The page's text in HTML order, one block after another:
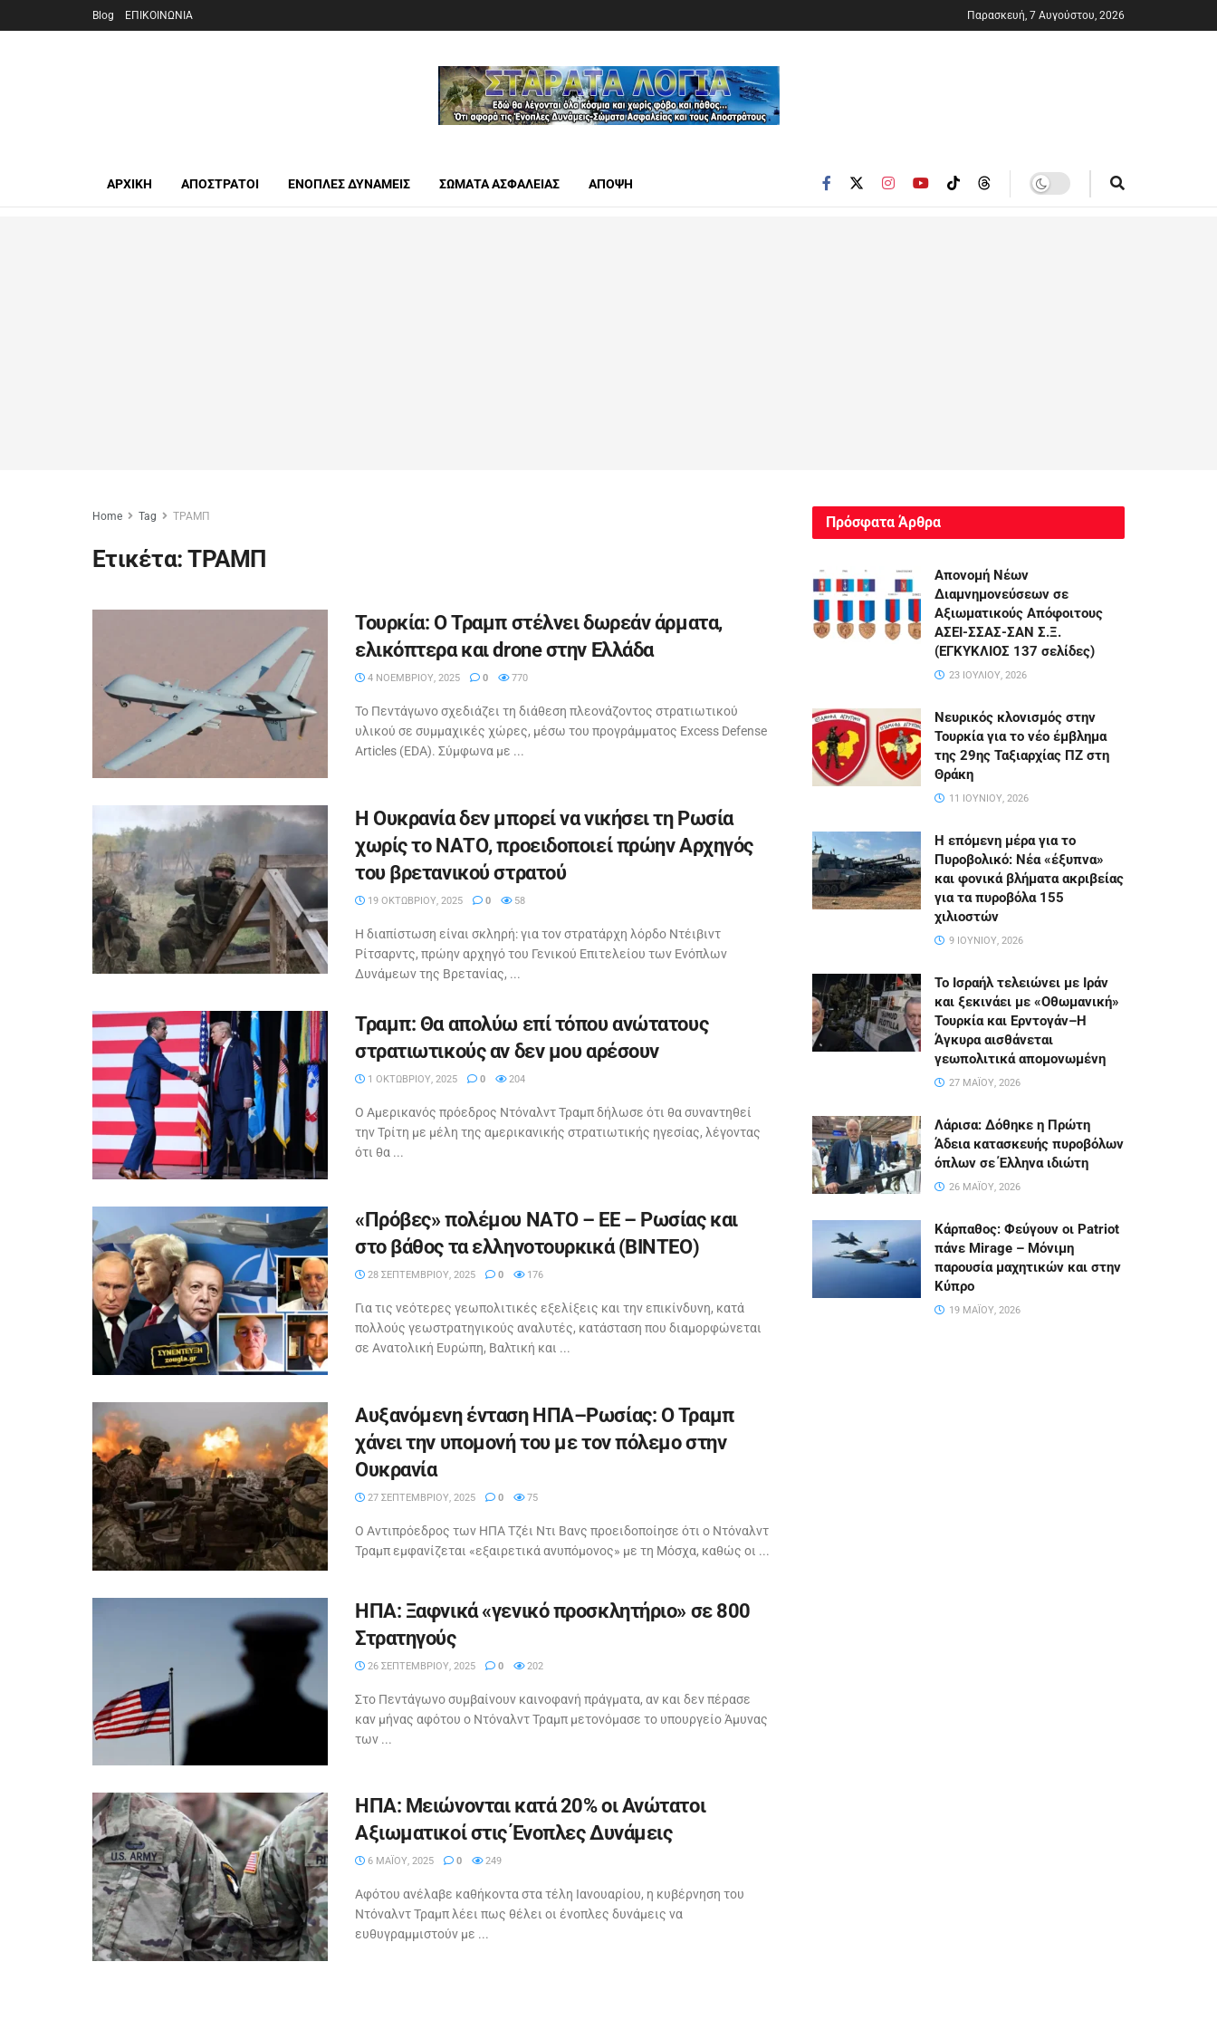
Blog ΕΠΙΚΟΙΝΩΝΙΑ Παρασκευή, 7 Αυγούστου, 2026
ΑΡΧΙΚΉ ΑΠΟΣΤΡΑΤΟΙ ΕΝΟΠΛΕΣ ΔΥΝΑΜΕΙΣ ΣΩΜΑΤΑ ΑΣΦΑΛΕΙΑΣ ΑΠΟΨΗ
Home Tag ΤΡΑΜΠ
Ετικέτα:ΤΡΑΜΠ
Τουρκία: Ο Τραμπ στέλνει δωρεάν άρματα,
ελικόπτερα και drone στην Ελλάδα
4 ΝΟΕΜΒΡΊΟΥ, 2025 0 770
Το Πεντάγωνο σχεδιάζει τη διάθεση πλεονάζοντος στρατιωτικού
υλικού σε συμμαχικές χώρες, μέσω του προγράμματος Excess Defense
Articles (EDA). Σύμφωνα με ...
Η Ουκρανία δεν μπορεί να νικήσει τη Ρωσία
χωρίς το ΝΑΤΟ, προειδοποιεί πρώην Αρχηγός
του βρετανικού στρατού
19 ΟΚΤΩΒΡΊΟΥ, 2025 0 58
Η διαπίστωση είναι σκληρή: για τον στρατάρχη λόρδο Ντέιβιντ
Ρίτσαρντς, πρώην αρχηγό του Γενικού Επιτελείου των Ενόπλων
Δυνάμεων της Βρετανίας, ...
Τραμπ: Θα απολύω επί τόπου ανώτατους
στρατιωτικούς αν δεν μου αρέσουν
1 ΟΚΤΩΒΡΊΟΥ, 2025 0 204
Ο Αμερικανός πρόεδρος Ντόναλντ Τραμπ δήλωσε ότι θα συναντηθεί
την Τρίτη με μέλη της αμερικανικής στρατιωτικής ηγεσίας, λέγοντας
ότι θα ...
«Πρόβες» πολέμου ΝΑΤΟ – ΕΕ – Ρωσίας και
στο βάθος τα ελληνοτουρκικά (ΒΙΝΤΕΟ)
28 ΣΕΠΤΕΜΒΡΊΟΥ, 2025 0 176
Για τις νεότερες γεωπολιτικές εξελίξεις και την επικίνδυνη, κατά
πολλούς γεωστρατηγικούς αναλυτές, κατάσταση που διαμορφώνεται
σε Ανατολική Ευρώπη, Βαλτική και ...
Αυξανόμενη ένταση ΗΠΑ–Ρωσίας: Ο Τραμπ
χάνει την υπομονή του με τον πόλεμο στην
Ουκρανία
27 ΣΕΠΤΕΜΒΡΊΟΥ, 2025 0 75
Ο Αντιπρόεδρος των ΗΠΑ Τζέι Ντι Βανς προειδοποίησε ότι ο Ντόναλντ
Τραμπ εμφανίζεται «εξαιρετικά ανυπόμονος» με τη Μόσχα, καθώς οι ...
ΗΠΑ: Ξαφνικά «γενικό προσκλητήριο» σε 800
Στρατηγούς
26 ΣΕΠΤΕΜΒΡΊΟΥ, 2025 0 202
Στο Πεντάγωνο συμβαίνουν καινοφανή πράγματα, αν και δεν πέρασε
καν μήνας αφότου ο Ντόναλντ Τραμπ μετονόμασε το υπουργείο Άμυνας
των ...
ΗΠΑ: Μειώνονται κατά 20% οι Ανώτατοι
Αξιωματικοί στις Ένοπλες Δυνάμεις
6 ΜΑΪ́ΟΥ, 2025 0 249
Αφότου ανέλαβε καθήκοντα στα τέλη Ιανουαρίου, η κυβέρνηση του
Ντόναλντ Τραμπ λέει πως θέλει οι ένοπλες δυνάμεις να
ευθυγραμμιστούν με ...
Πρόσφατα Άρθρα
Απονομή Νέων
Διαμνημονεύσεων σε
Αξιωματικούς Απόφοιτους
ΑΣΕΙ-ΣΣΑΣ-ΣΑΝ Σ.Ξ.
(ΕΓΚΥΚΛΙΟΣ 137 σελίδες)
23 ΙΟΥΛΊΟΥ, 2026
Νευρικός κλονισμός στην
Τουρκία για το νέο έμβλημα
της 29ης Ταξιαρχίας ΠΖ στη
Θράκη
11 ΙΟΥΝΊΟΥ, 2026
Η επόμενη μέρα για το
Πυροβολικό: Νέα «έξυπνα»
και φονικά βλήματα ακριβείας
για τα πυροβόλα 155
χιλιοστών
9 ΙΟΥΝΊΟΥ, 2026
Το Ισραήλ τελειώνει με Ιράν
και ξεκινάει με «Οθωμανική»
Τουρκία και Ερντογάν–Η
Άγκυρα αισθάνεται
γεωπολιτικά απομονωμένη
27 ΜΑΪ́ΟΥ, 2026
Λάρισα: Δόθηκε η Πρώτη
Άδεια κατασκευής πυροβόλων
όπλων σε Έλληνα ιδιώτη
26 ΜΑΪ́ΟΥ, 2026
Κάρπαθος: Φεύγουν οι Patriot
πάνε Mirage – Μόνιμη
παρουσία μαχητικών και στην
Κύπρο
19 ΜΑΪ́ΟΥ, 2026